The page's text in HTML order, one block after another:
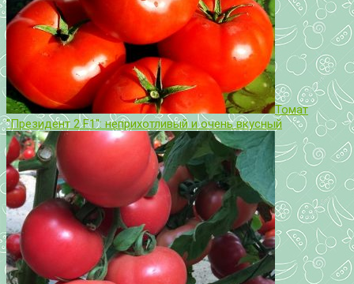
Томат
"Президент 2 F1": неприхотливый и очень вкусный